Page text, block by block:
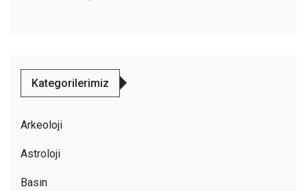
Kategorilerimiz
Arkeoloji
Astroloji
Basın